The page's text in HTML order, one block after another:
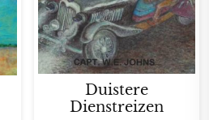
Duistere
Dienstreizen